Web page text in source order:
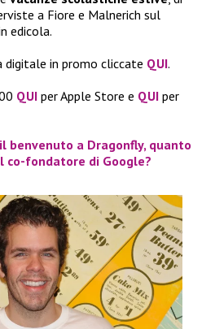
a Fiore e Malnerich sul
edicola.
digitale in promo cliccate QUI.
QUI per Apple Store e QUI per
il benvenuto a Dragonfly, quanto
co-fondatore di Google?